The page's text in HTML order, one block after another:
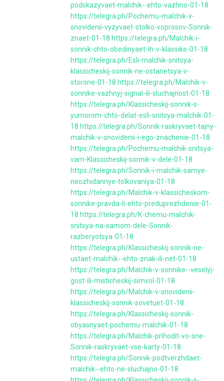
podskazyvaet-malchik--ehto-vazhno-01-18
https://telegra.ph/Pochemu-malchik-v-
snovidenii-vyzyvaet-stolko-voprosov-Sonnik-
znaet-01-18 https://telegra.ph/Malchik-i-
sonnik-chto-obedinyaet-ih-v-klassike-01-18
https://telegra.ph/Esli-malchik-snitsya-
klassicheskij-sonnik-ne-ostanetsya-v-
storone-01-18 https://telegra.ph/Malchik-v-
sonnike-vazhnyj-signal-ili-sluchajnost-01-18
https://telegra.ph/Klassicheskij-sonnik-s-
yumorom-chto-delat-esli-snitsya-malchik-01-
18 https://telegra.ph/Sonnik-raskryvaet-tajny-
malchik-v-snovidenii-i-ego-znachenie-01-18
https://telegra.ph/Pochemu-malchik-snitsya-
vam-Klassicheskij-sonnik-v-dele-01-18
https://telegra.ph/Sonnik-i-malchik-samye-
neozhidannye-tolkovaniya-01-18
https://telegra.ph/Malchik-v-klassicheskom-
sonnike-pravda-li-ehto-preduprezhdenie-01-
18 https://telegra.ph/K-chemu-malchik-
snitsya-na-samom-dele-Sonnik-
razberyotsya-01-18
https://telegra.ph/Klassicheskij-sonnik-ne-
ustaet-malchik--ehto-znak-ili-net-01-18
https://telegra.ph/Malchik-v-sonnike--veselyj-
gost-ili-misticheskij-simvol-01-18
https://telegra.ph/Malchik-v-snovidenii-
klassicheskij-sonnik-sovetuet-01-18
https://telegra.ph/Klassicheskij-sonnik-
obyasnyaet-pochemu-malchik-01-18
https://telegra.ph/Malchik-prihodit-vo-sne-
Sonnik-raskryvaet-vse-karty-01-18
https://telegra.ph/Sonnik-podtverzhdaet-
malchik--ehto-ne-sluchajno-01-18